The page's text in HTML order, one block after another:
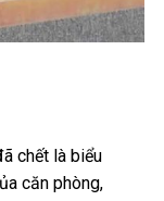
chết là biểu
căn phòng,